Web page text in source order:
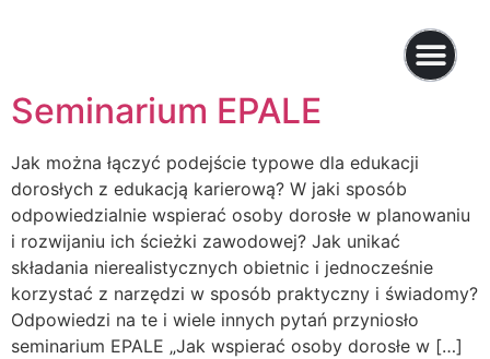
Seminarium EPALE
Jak można łączyć podejście typowe dla edukacji
dorosłych z edukacją karierową? W jaki sposób
odpowiedzialnie wspierać osoby dorosłe w planowaniu
i rozwijaniu ich ścieżki zawodowej? Jak unikać
składania nierealistycznych obietnic i jednocześnie
korzystać z narzędzi w sposób praktyczny i świadomy?
Odpowiedzi na te i wiele innych pytań przyniosło
seminarium EPALE „Jak wspierać osoby dorosłe w […]